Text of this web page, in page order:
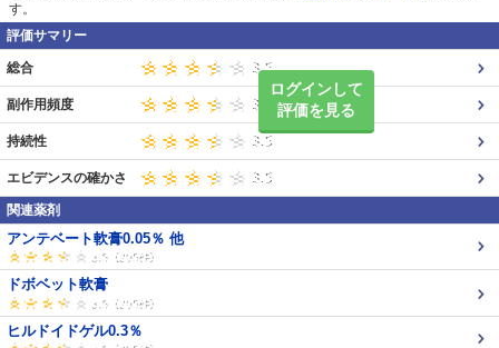
す。
評価サマリー
ログインして
評価を見る
総合
副作用頻度
持続性
エビデンスの確かさ
関連薬剤
アンテベート軟膏0.05％ 他
ドボベット軟膏
ヒルドイドゲル0.3％